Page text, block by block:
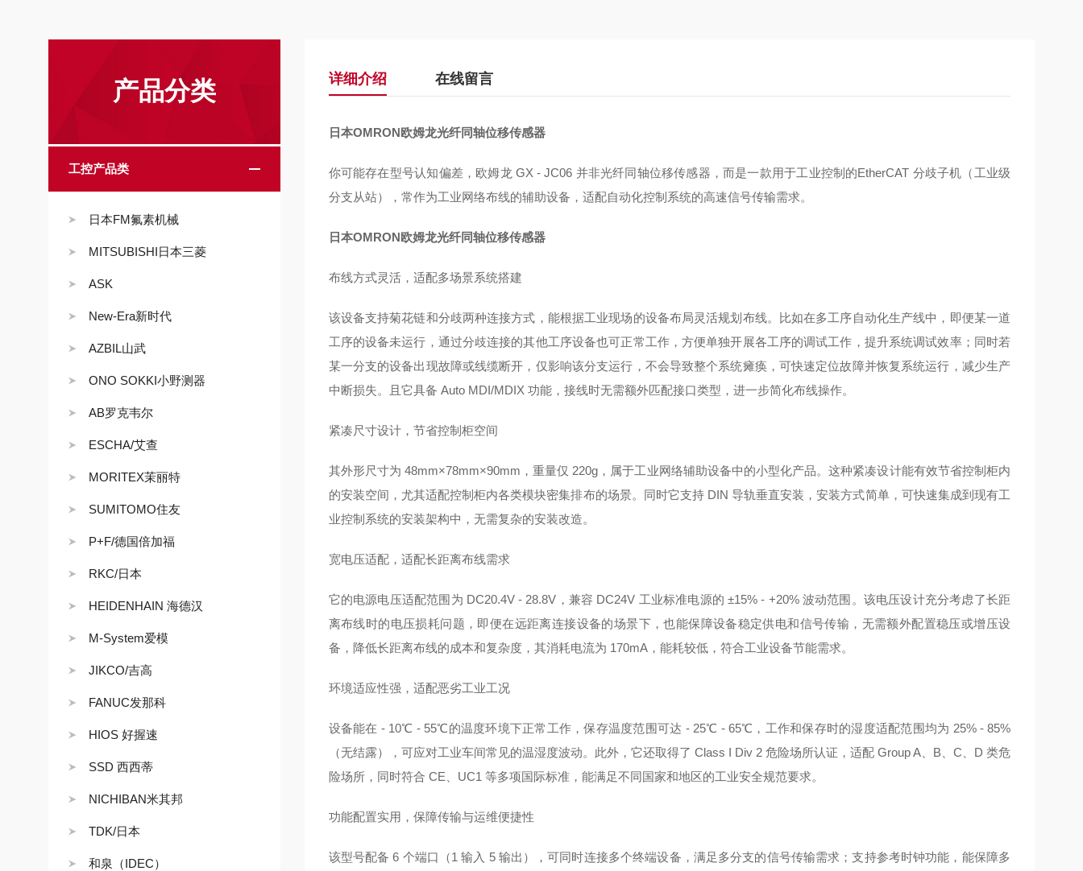
产品分类
工控产品类
日本FM氟素机械
MITSUBISHI日本三菱
ASK
New-Era新时代
AZBIL山武
ONO SOKKI小野测器
AB罗克韦尔
ESCHA/艾查
MORITEX茉丽特
SUMITOMO住友
P+F/德国倍加福
RKC/日本
HEIDENHAIN 海德汉
M-System爱模
JIKCO/吉高
FANUC发那科
HIOS 好握速
SSD 西西蒂
NICHIBAN米其邦
TDK/日本
和泉（IDEC）
详细介绍 在线留言
日本OMRON欧姆龙光纤同轴位移传感器
你可能存在型号认知偏差，欧姆龙 GX - JC06 并非光纤同轴位移传感器，而是一款用于工业控制的EtherCAT 分歧子机（工业级
分支从站），常作为工业网络布线的辅助设备，适配自动化控制系统的高速信号传输需求。
日本OMRON欧姆龙光纤同轴位移传感器
布线方式灵活，适配多场景系统搭建
该设备支持菊花链和分歧两种连接方式，能根据工业现场的设备布局灵活规划布线。比如在多工序自动化生产线中，即便某一道
工序的设备未运行，通过分歧连接的其他工序设备也可正常工作，方便单独开展各工序的调试工作，提升系统调试效率；同时若
某一分支的设备出现故障或线缆断开，仅影响该分支运行，不会导致整个系统瘫痪，可快速定位故障并恢复系统运行，减少生产
中断损失。且它具备 Auto MDI/MDIX 功能，接线时无需额外匹配接口类型，进一步简化布线操作。
紧凑尺寸设计，节省控制柜空间
其外形尺寸为 48mm×78mm×90mm，重量仅 220g，属于工业网络辅助设备中的小型化产品。这种紧凑设计能有效节省控制柜内
的安装空间，尤其适配控制柜内各类模块密集排布的场景。同时它支持 DIN 导轨垂直安装，安装方式简单，可快速集成到现有工
业控制系统的安装架构中，无需复杂的安装改造。
宽电压适配，适配长距离布线需求
它的电源电压适配范围为 DC20.4V - 28.8V，兼容 DC24V 工业标准电源的 ±15% - +20% 波动范围。该电压设计充分考虑了长距
离布线时的电压损耗问题，即便在远距离连接设备的场景下，也能保障设备稳定供电和信号传输，无需额外配置稳压或增压设
备，降低长距离布线的成本和复杂度，其消耗电流为 170mA，能耗较低，符合工业设备节能需求。
环境适应性强，适配恶劣工业工况
设备能在 - 10℃ - 55℃的温度环境下正常工作，保存温度范围可达 - 25℃ - 65℃，工作和保存时的湿度适配范围均为 25% - 85%
（无结露），可应对工业车间常见的温湿度波动。此外，它还取得了 Class I Div 2 危险场所认证，适配 Group A、B、C、D 类危
险场所，同时符合 CE、UC1 等多项国际标准，能满足不同国家和地区的工业安全规范要求。
功能配置实用，保障传输与运维便捷性
该型号配备 6 个端口（1 输入 5 输出），可同时连接多个终端设备，满足多分支的信号传输需求；支持参考时钟功能，能保障多